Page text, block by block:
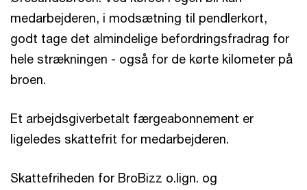
medarbejderen, i modsætning til pendlerkort,
godt tage det almindelige befordringsfradrag for
hele strækningen - også for de kørte kilometer på
broen.
Et arbejdsgiverbetalt færgeabonnement er
ligeledes skattefrit for medarbejderen.
Skattefriheden for BroBizz o.lign. og